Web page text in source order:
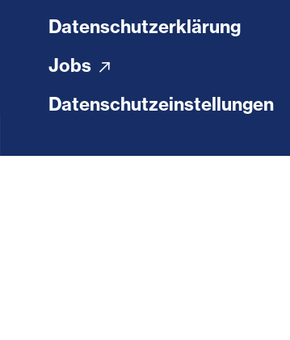
Datenschutzerklärung
Jobs
Datenschutzeinstellungen